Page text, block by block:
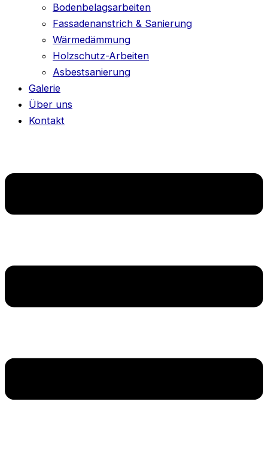
Bodenbelagsarbeiten
Fassadenanstrich & Sanierung
Wärmedämmung
Holzschutz-Arbeiten
Asbestsanierung
Galerie
Über uns
Kontakt